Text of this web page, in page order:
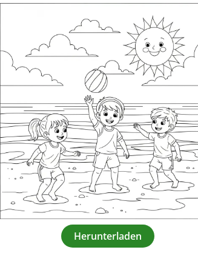
Herunterladen